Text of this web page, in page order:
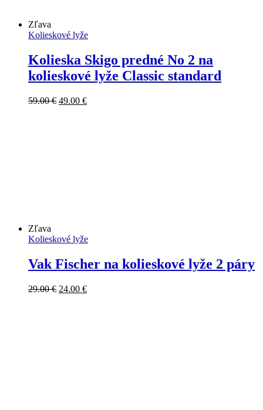
Zľava
Kolieskové lyže
Kolieska Skigo predné No 2 na
kolieskové lyže Classic standard
59.00€ Pôvodná
49.00 €Aktuálna
Zľava
Kolieskové lyže
Vak Fischer na kolieskové lyže 2 páry
29.00€ Pôvodná
24.00 €Aktuálna